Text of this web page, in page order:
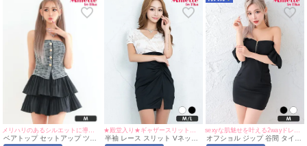
ベアトップ セットアップ ツイ
半袖 レース スリット Vネック
オフショル ジップ 谷間 タイト